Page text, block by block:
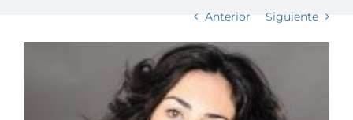
Anterior Siguiente